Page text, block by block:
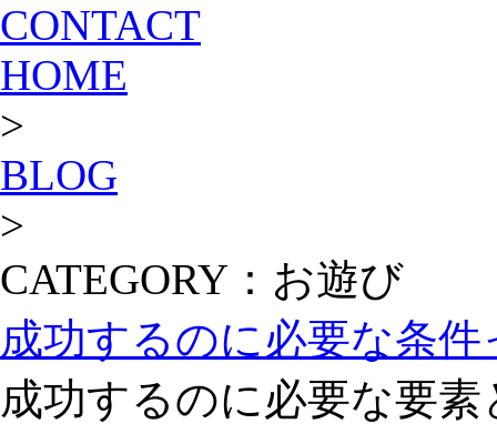
CONTACT
HOME
>
BLOG
>
CATEGORY：お遊び
成功するのに必要な条件
成功するのに必要な要